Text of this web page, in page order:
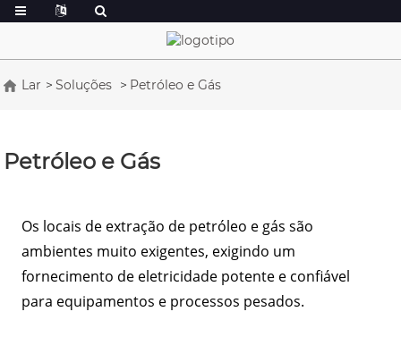
Lar Soluções Petróleo e Gás
Petróleo e Gás
Os locais de extração de petróleo e gás são
ambientes muito exigentes, exigindo um
fornecimento de eletricidade potente e confiável
para equipamentos e processos pesados.